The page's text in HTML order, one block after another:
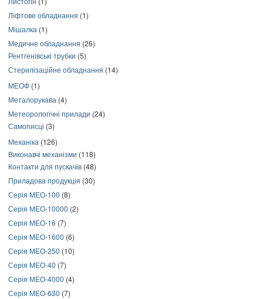
Ліфтове обладнання (1)
Мішалка (1)
Медичне обладнання (26)
Рентгенівські трубки (5)
Стерилізаційне обладнання (14)
МЕОФ (1)
Металорукава (4)
Метеорологічні прилади (24)
Самописці (3)
Механіка (126)
Виконавчі механізми (118)
Контакти для пускачів (48)
Приладова продукція (30)
Серія МЕО-100 (8)
Серія МЕО-10000 (2)
Серія МЕО-16 (7)
Серія МЕО-1600 (6)
Серія МЕО-250 (10)
Серія МЕО-40 (7)
Серія МЕО-4000 (4)
Серія МЕО-630 (7)